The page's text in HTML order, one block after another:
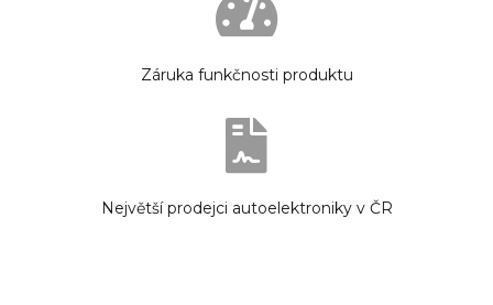
Záruka funkčnosti produktu
Největší prodejci autoelektroniky v ČR